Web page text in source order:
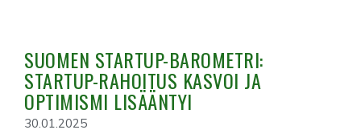
SUOMEN STARTUP-BAROMETRI:
STARTUP-RAHOITUS KASVOI JA
OPTIMISMI LISÄÄNTYI
30.01.2025